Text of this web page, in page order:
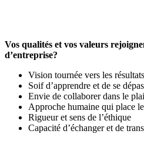
Vos qualités et vos valeurs
d’entreprise?
Vision tournée vers les résultats
Soif d’apprendre et de se
Envie de collaborer dans le
Approche humaine qui place
Rigueur et sens de l’éthique
Capacité d’échanger et de